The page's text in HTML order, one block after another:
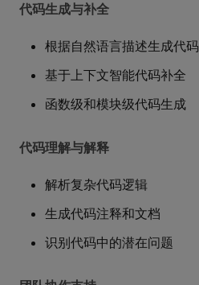
代码生成与补全
根据自然语言描述生成代码
基于上下文智能代码补全
函数级和模块级代码生成
代码理解与解释
解析复杂代码逻辑
生成代码注释和文档
识别代码中的潜在问题